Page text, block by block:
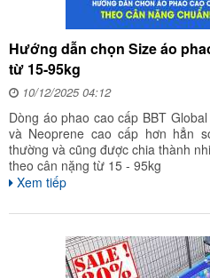
Hướng dẫn chọn Size áo
từ 15-95kg
10/12/2025 04:12
Dòng áo phao cao cấp BBT
và Neoprene cao cấp hơn hẳn
thường và cũng được chia thành
theo cân nặng từ 15 - 95kg
Xem tiếp